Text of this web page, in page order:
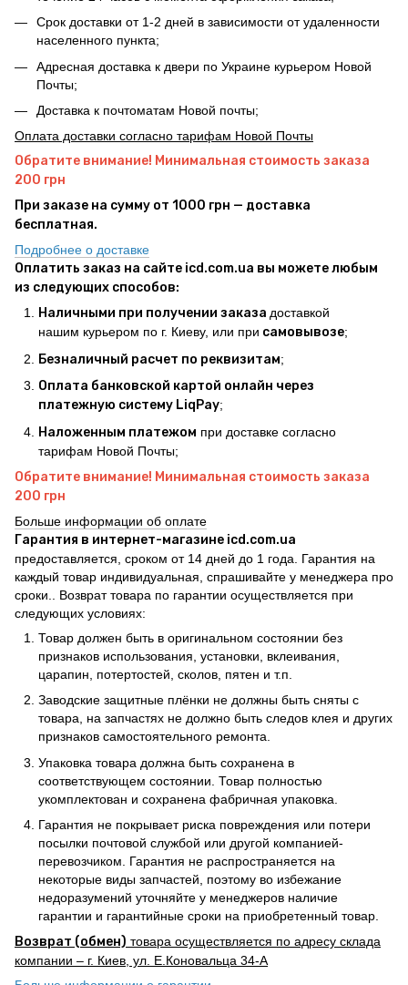
Срок доставки от 1-2 дней в зависимости от удаленности
населенного пункта;
Адресная доставка к двери по Украине курьером Новой
Почты;
Доставка к почтоматам Новой почты;
Оплата доставки согласно тарифам Новой Почты
Обратите внимание! Минимальная стоимость заказа
200 грн
При заказе на сумму от 1000 грн — доставка
бесплатная.
Подробнее о доставке
Оплатить заказ на сайте icd.com.ua вы можете любым
из следующих способов:
Наличными при получении заказа доставкой
нашим курьером по г. Киеву, или при самовывозе;
Безналичный расчет по реквизитам;
Оплата банковской картой онлайн через
платежную систему LiqPay;
Наложенным платежом при доставке согласно
тарифам Новой Почты;
Обратите внимание! Минимальная стоимость заказа
200 грн
Больше информации об оплате
Гарантия в интернет-магазине icd.com.ua
предоставляется, сроком от 14 дней до 1 года. Гарантия на
каждый товар индивидуальная, спрашивайте у менеджера про
сроки.. Возврат товара по гарантии осуществляется при
следующих условиях:
Товар должен быть в оригинальном состоянии без
признаков использования, установки, вклеивания,
царапин, потертостей, сколов, пятен и т.п.
Заводские защитные плёнки не должны быть сняты с
товара, на запчастях не должно быть следов клея и других
признаков самостоятельного ремонта.
Упаковка товара должна быть сохранена в
соответствующем состоянии. Товар полностью
укомплектован и сохранена фабричная упаковка.
Гарантия не покрывает риска повреждения или потери
посылки почтовой службой или другой компанией-
перевозчиком. Гарантия не распространяется на
некоторые виды запчастей, поэтому во избежание
недоразумений уточняйте у менеджеров наличие
гарантии и гарантийные сроки на приобретенный товар.
Возврат (обмен) товара осуществляется по адресу склада
компании – г. Киев, ул. Е.Коновальца 34-А